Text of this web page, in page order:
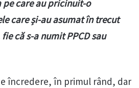
care au pricinuit-o
care și-au asumat în trecut
că s-a numit PPCD sau
încredere, în primul rând, dar